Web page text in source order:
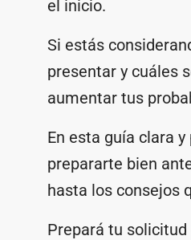
el inicio.
Si estás
presentar y cuáles
aumentar tus
En esta guía clara
prepararte bien
hasta los consejos
Prepará tu